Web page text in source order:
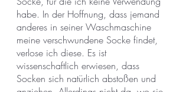
habe. In der Hoffnung, dass jemand
anderes in seiner Waschmaschine
meine verschwundene Socke findet,
verlose ich diese. Es ist
wissenschaftlich erwiesen, dass
Socken sich natürlich abstoßen und